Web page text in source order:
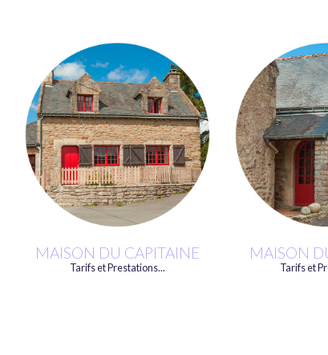
MAISON DU CAPITAINE
Tarifs et Prestations...
MAISON
Tarifs et